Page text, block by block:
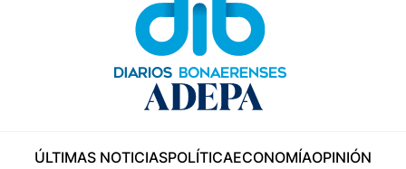
ÚLTIMAS NOTICIASPOLÍTICAECONOMÍAOPINIÓN